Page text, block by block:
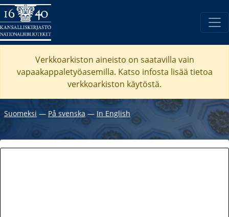
Verkkoarkiston aineisto on saatavilla vain
vapaakappaletyöasemilla. Katso infosta lisää tietoa
verkkoarkiston käytöstä.
Suomeksi ― På svenska ― In English